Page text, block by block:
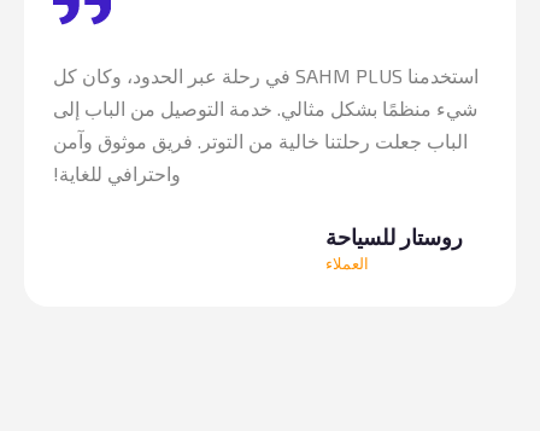
استخدمنا SAHM PLUS في رحلة عبر الحدود، وكان كل
شيء منظمًا بشكل مثالي. خدمة التوصيل من الباب إلى
الباب جعلت رحلتنا خالية من التوتر. فريق موثوق وآمن
واحترافي للغاية!
روستار للسياحة
العملاء